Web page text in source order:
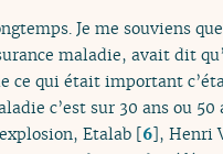
Je me souviens
maladie, avait dit
ce qui était important
c’est sur 30 ans ou 50
Etalab [6], Henri